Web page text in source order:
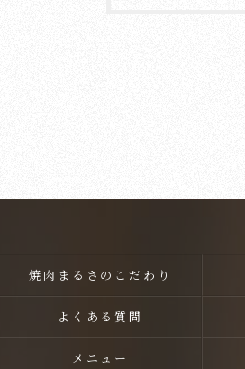
焼肉まるさのこだわり
よくある質問
メニュー